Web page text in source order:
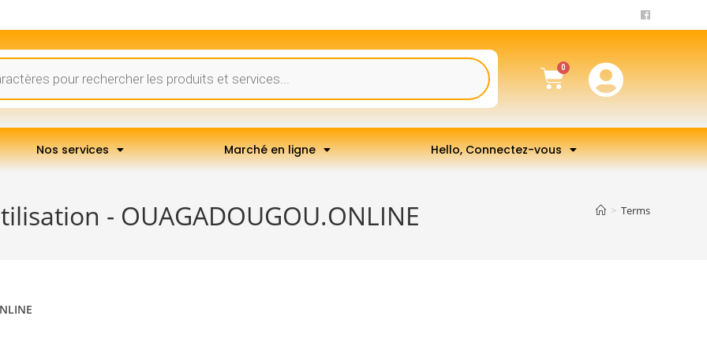
Nos services Marché en ligne Hello, Connectez-vous
- OUAGADOUGOU.ONLINE > Terms